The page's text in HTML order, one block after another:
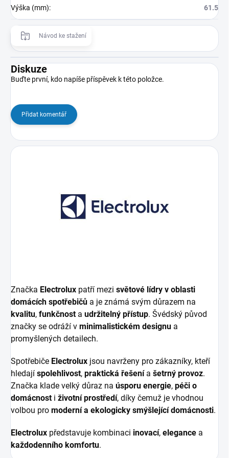
Výška (mm): 61.5
Návod ke stažení
Diskuze
Buďte první, kdo napíše příspěvek k této položce.
Přidat komentář
Značka Electrolux patří mezi světové lídry v oblasti
domácích spotřebičů a je známá svým důrazem na
kvalitu, funkčnosta udržitelný přístup. Švédský původ
značky se odráží v minimalistickém designu a
promyšlených detailech.
Spotřebiče Electrolux jsou navrženy pro zákazníky, kteří
hledají spolehlivost, praktická řešenía šetrný provoz.
Značka klade velký důraz na úsporu energie, péči o
domácnosti životní prostředí, díky čemuž je vhodnou
volbou pro moderní a ekologicky smýšlející domácnosti.
Electrolux představuje kombinaci inovací, elegance a
každodenního komfortu.